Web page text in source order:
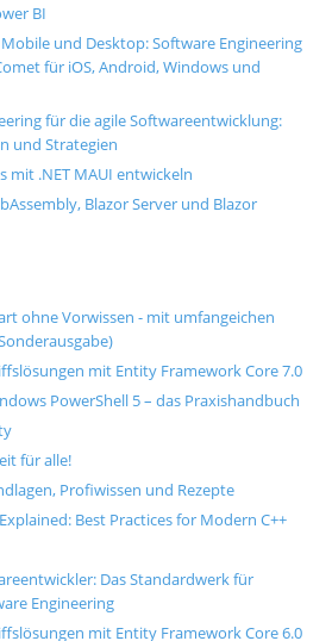
BI
und Desktop: Software Engineering
für iOS, Android, Windows und
für die agile Softwareentwicklung:
und Strategien
mit .NET MAUI entwickeln
Blazor Server und Blazor
ohne Vorwissen - mit umfangeichen
mit Entity Framework Core 7.0
PowerShell 5 – das Praxishandbuch
für alle!
Profiwissen und Rezepte
Best Practices for Modern C++
Das Standardwerk für
Engineering
mit Entity Framework Core 6.0